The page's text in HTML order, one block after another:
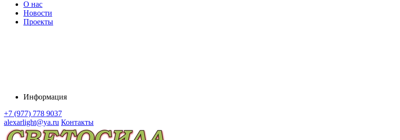
О нас
Новости
Проекты
Информация
+7 (977) 778 9037
alexarlight@ya.ru Контакты